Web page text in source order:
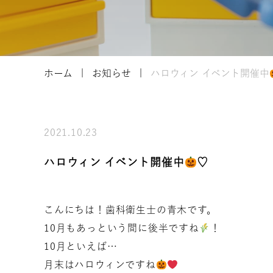
ホーム お知らせ ハロウィン イベント開催中
2021.10.23
ハロウィン イベント開催中 ♡
こんにちは！歯科衛生士の青木です。
10月もあっという間に後半ですね
！
10月といえば…
月末はハロウィンですね